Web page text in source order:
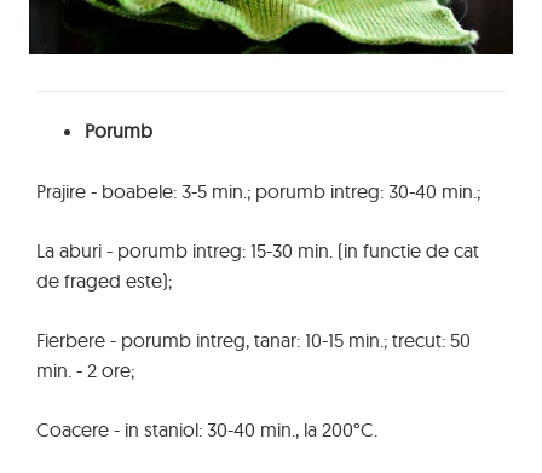
Porumb
Prajire - boabele: 3-5 min.; porumb intreg: 30-40 min.;
La aburi - porumb intreg: 15-30 min. (in functie de cat
de fraged este);
Fierbere - porumb intreg, tanar: 10-15 min.; trecut: 50
min. - 2 ore;
Coacere - in staniol: 30-40 min., la 200°C.